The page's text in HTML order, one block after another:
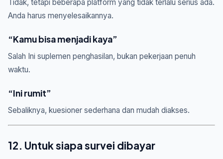
Tidak, tetapi beberapa platform yang tidak terlalu serius ada.
Anda harus menyelesaikannya.
“Kamu bisa menjadi kaya”
Salah Ini suplemen penghasilan, bukan pekerjaan penuh
waktu.
“Ini rumit”
Sebaliknya, kuesioner sederhana dan mudah diakses.
12. Untuk siapa survei dibayar